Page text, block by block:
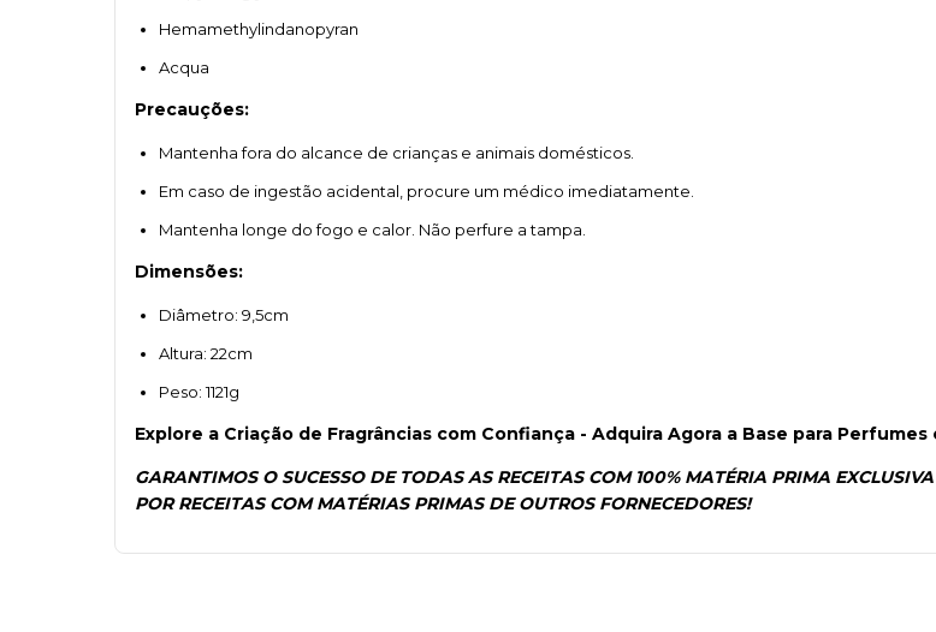
Hemamethylindanopyran
Acqua
Precauções:
Mantenha fora do alcance de crianças e animais domésticos.
Em caso de ingestão acidental, procure um médico imediatamente.
Mantenha longe do fogo e calor. Não perfure a tampa.
Dimensões:
Diâmetro: 9,5cm
Altura: 22cm
Peso: 1121g
Explore a Criação de Fragrâncias com Confiança - Adquira Agora a Base para
GARANTIMOS O SUCESSO DE TODAS AS RECEITAS COM 100% MATÉRIA PRIMA
POR RECEITAS COM MATÉRIAS PRIMAS DE OUTROS FORNECEDORES!